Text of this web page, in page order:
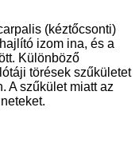
(kéztőcsonti)
izom ina, és a
Különböző
törések szűkületet
A szűkület miatt az